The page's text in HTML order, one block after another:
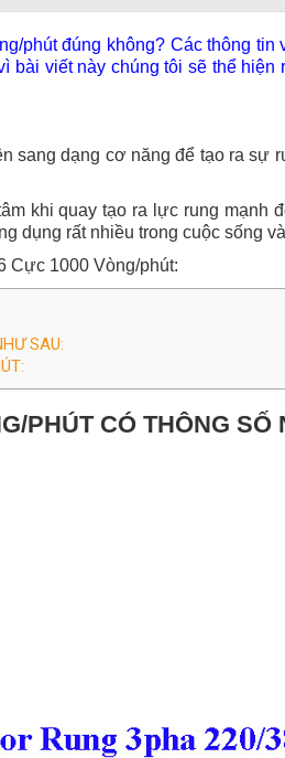
phút đúng không? Các thông
bài viết này chúng tôi sẽ thể
dạng cơ năng để tạo ra sự
khi quay tạo ra lực rung mạnh
dụng rất nhiều trong cuộc sống
Cực 1000 Vòng/phút:
SAU:
PHÚT CÓ THÔNG SỐ